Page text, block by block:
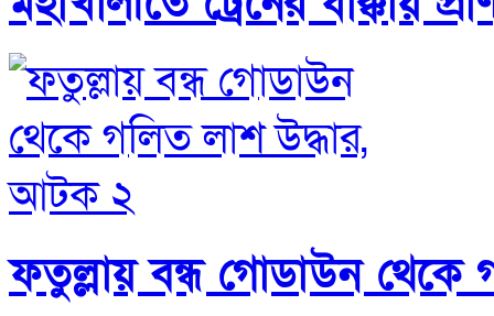
ফতুল্লায় বন্ধ গোডাউন